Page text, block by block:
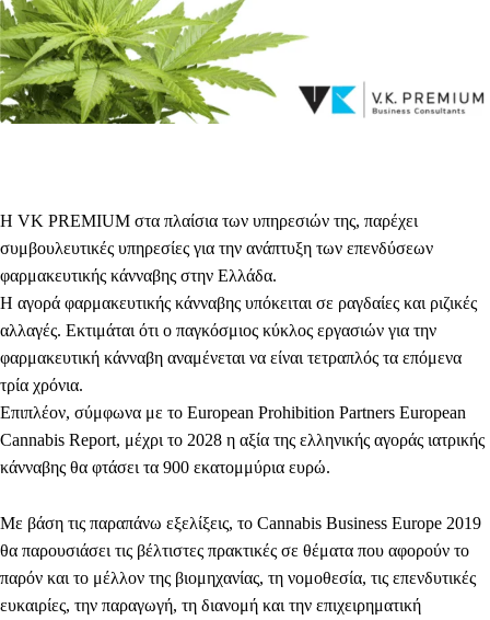
Η VK PREMIUM στα πλαίσια των υπηρεσιών της, παρέχει
συμβουλευτικές υπηρεσίες για την ανάπτυξη των επενδύσεων
φαρμακευτικής κάνναβης στην Ελλάδα.
Η αγορά φαρμακευτικής κάνναβης υπόκειται σε ραγδαίες και ριζικές
αλλαγές. Εκτιμάται ότι ο παγκόσμιος κύκλος εργασιών για την
φαρμακευτική κάνναβη αναμένεται να είναι τετραπλός τα επόμενα
τρία χρόνια.
Επιπλέον, σύμφωνα με το European Prohibition Partners European
Cannabis Report, μέχρι το 2028 η αξία της ελληνικής αγοράς ιατρικής
κάνναβης θα φτάσει τα 900 εκατομμύρια ευρώ.
Με βάση τις παραπάνω εξελίξεις, το Cannabis Business Europe 2019
θα παρουσιάσει τις βέλτιστες πρακτικές σε θέματα που αφορούν το
παρόν και το μέλλον της βιομηχανίας, τη νομοθεσία, τις επενδυτικές
ευκαιρίες, την παραγωγή, τη διανομή και την επιχειρηματική